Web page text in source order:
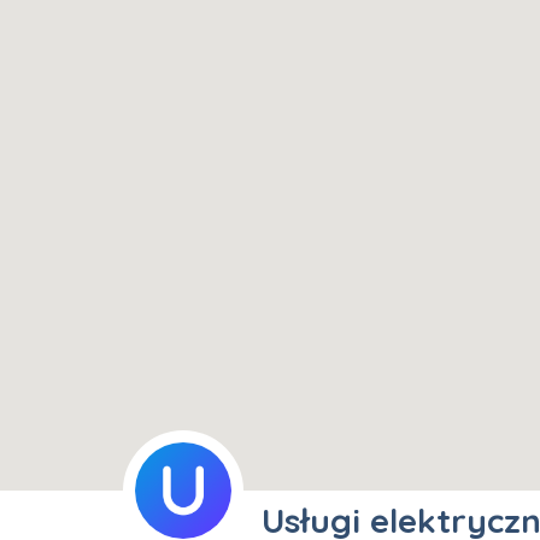
Usługi